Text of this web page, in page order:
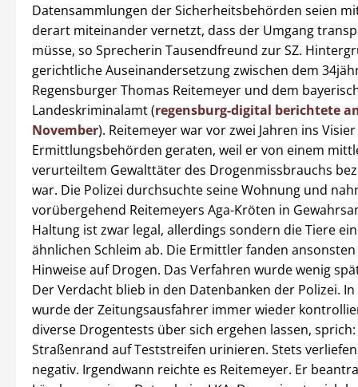
Datensammlungen der Sicherheitsbehörden seien
derart miteinander vernetzt, dass der Umgang
müsse, so Sprecherin Tausendfreund zur SZ.
gerichtliche Auseinandersetzung zwischen dem
Regensburger Thomas Reitemeyer und dem
Landeskriminalamt (regensburg-digital berichtete
November). Reitemeyer war vor zwei Jahren ins
Ermittlungsbehörden geraten, weil er von einem
verurteiltem Gewalttäter des Drogenmissbrauchs
war. Die Polizei durchsuchte seine Wohnung und
vorübergehend Reitemeyers Aga-Kröten in
Haltung ist zwar legal, allerdings sondern die Tiere
ähnlichen Schleim ab. Die Ermittler fanden
Hinweise auf Drogen. Das Verfahren wurde wenig
Der Verdacht blieb in den Datenbanken der Polizei. In
wurde der Zeitungsausfahrer immer wieder
diverse Drogentests über sich ergehen lassen,
Straßenrand auf Teststreifen urinieren. Stets
negativ. Irgendwann reichte es Reitemeyer. Er